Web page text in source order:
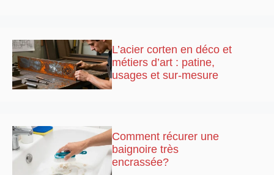
L’acier corten en déco et
métiers d’art : patine,
usages et sur-mesure
Comment récurer une
baignoire très
encrassée?